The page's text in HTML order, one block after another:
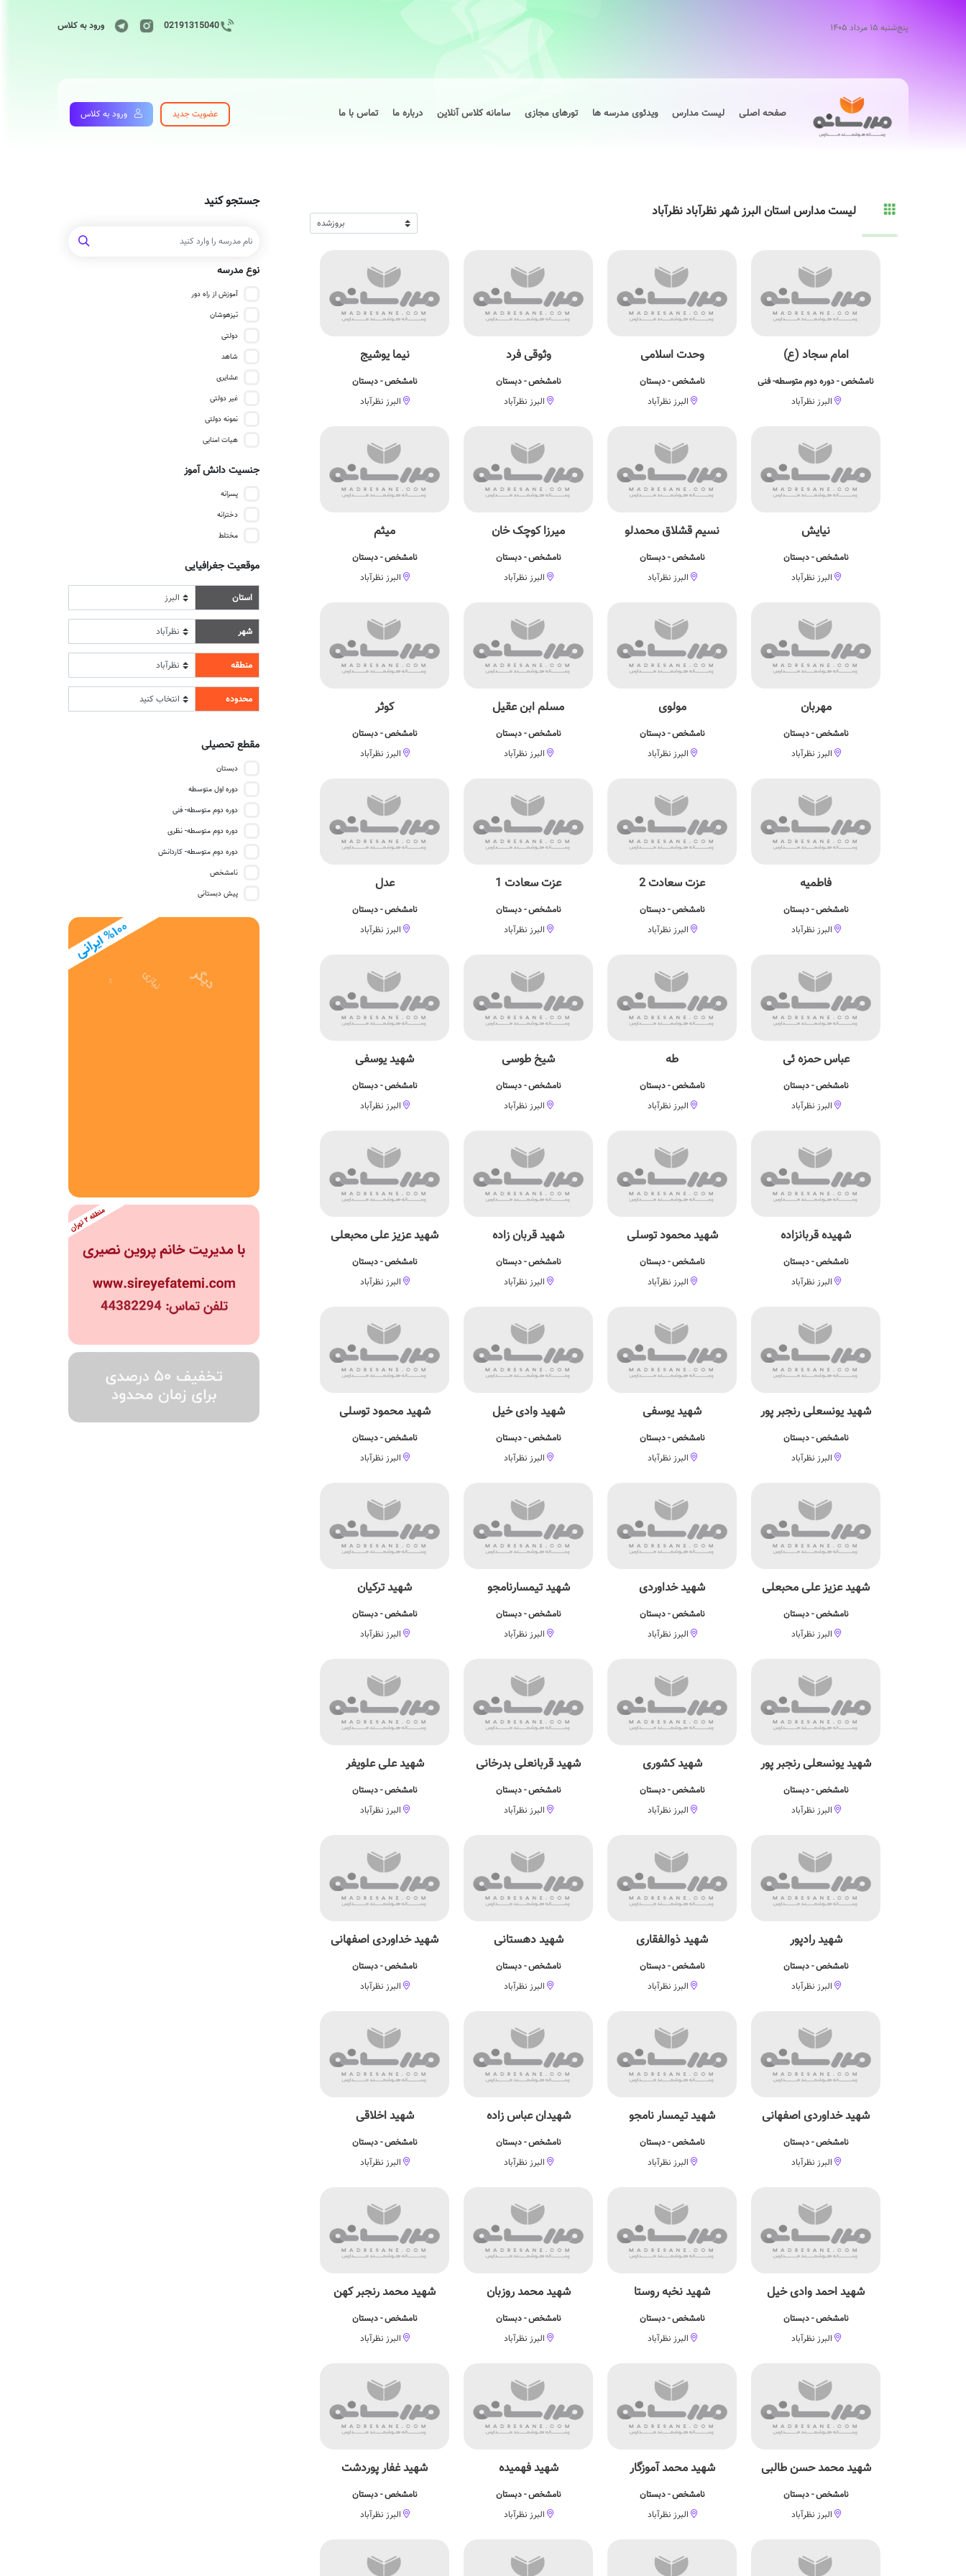
پنج‌شنبه ۱۵ مرداد ۱۴۰۵ 02191315040 ورود به کلاس
صفحه اصلی لیست مدارس ویدئوی مدرسه ها تورهای مجازی سامانه کلاس آنلاین درباره ما تماس با ما عضویت جدید ورود به کلاس
جستجو کنید
نوع مدرسه
آموزش از راه دور
تیزهوشان
دولتی
شاهد
عشایری
غیر دولتی
نمونه دولتی
هیات امنایی
جنسیت دانش آموز
پسرانه
دخترانه
مختلط
موقعیت جغرافیایی
استان
شهر
منطقه
محدوده
مقطع تحصیلی
دبستان
دوره اول متوسطه
دوره دوم متوسطه- فنی
دوره دوم متوسطه- نظری
دوره دوم متوسطه- کاردانش
نامشخص
پیش دبستانی
لیست مدارس استان البرز شهر نظرآباد نظرآباد
امام سجاد (ع)
نامشخص - دوره دوم متوسطه- فنی
البرز نظرآباد
وحدت اسلامی
نامشخص - دبستان
البرز نظرآباد
وثوقی فرد
نامشخص - دبستان
البرز نظرآباد
نیما یوشیج
نامشخص - دبستان
البرز نظرآباد
نیایش
نامشخص - دبستان
البرز نظرآباد
نسیم قشلاق محمدلو
نامشخص - دبستان
البرز نظرآباد
میرزا کوچک خان
نامشخص - دبستان
البرز نظرآباد
میثم
نامشخص - دبستان
البرز نظرآباد
مهربان
نامشخص - دبستان
البرز نظرآباد
مولوی
نامشخص - دبستان
البرز نظرآباد
مسلم ابن عقیل
نامشخص - دبستان
البرز نظرآباد
کوثر
نامشخص - دبستان
البرز نظرآباد
فاطمیه
نامشخص - دبستان
البرز نظرآباد
عزت سعادت 2
نامشخص - دبستان
البرز نظرآباد
عزت سعادت 1
نامشخص - دبستان
البرز نظرآباد
عدل
نامشخص - دبستان
البرز نظرآباد
عباس حمزه ئی
نامشخص - دبستان
البرز نظرآباد
طه
نامشخص - دبستان
البرز نظرآباد
شیخ طوسی
نامشخص - دبستان
البرز نظرآباد
شهید یوسفی
نامشخص - دبستان
البرز نظرآباد
شهیده قربانزاده
نامشخص - دبستان
البرز نظرآباد
شهید محمود توسلی
نامشخص - دبستان
البرز نظرآباد
شهید قربان زاده
نامشخص - دبستان
البرز نظرآباد
شهید عزیز علی محبعلی
نامشخص - دبستان
البرز نظرآباد
شهید یونسعلی رنجبر پور
نامشخص - دبستان
البرز نظرآباد
شهید یوسفی
نامشخص - دبستان
البرز نظرآباد
شهید وادی خیل
نامشخص - دبستان
البرز نظرآباد
شهید محمود توسلی
نامشخص - دبستان
البرز نظرآباد
شهید عزیز علی محبعلی
نامشخص - دبستان
البرز نظرآباد
شهید خداوردی
نامشخص - دبستان
البرز نظرآباد
شهید تیمسارنامجو
نامشخص - دبستان
البرز نظرآباد
شهید ترکیان
نامشخص - دبستان
البرز نظرآباد
شهید یونسعلی رنجبر پور
نامشخص - دبستان
البرز نظرآباد
شهید کشوری
نامشخص - دبستان
البرز نظرآباد
شهید قربانعلی بدرخانی
نامشخص - دبستان
البرز نظرآباد
شهید علی علویفر
نامشخص - دبستان
البرز نظرآباد
شهید رادپور
نامشخص - دبستان
البرز نظرآباد
شهید ذوالفقاری
نامشخص - دبستان
البرز نظرآباد
شهید دهستانی
نامشخص - دبستان
البرز نظرآباد
شهید خداوردی اصفهانی
نامشخص - دبستان
البرز نظرآباد
شهید خداوردی اصفهانی
نامشخص - دبستان
البرز نظرآباد
شهید تیمسار نامجو
نامشخص - دبستان
البرز نظرآباد
شهیدان عباس زاده
نامشخص - دبستان
البرز نظرآباد
شهید اخلاقی
نامشخص - دبستان
البرز نظرآباد
شهید احمد وادی خیل
نامشخص - دبستان
البرز نظرآباد
شهید نخبه روستا
نامشخص - دبستان
البرز نظرآباد
شهید محمد روزبان
نامشخص - دبستان
البرز نظرآباد
شهید محمد رنجبر کهن
نامشخص - دبستان
البرز نظرآباد
شهید محمد حسن طالبی
نامشخص - دبستان
البرز نظرآباد
شهید محمد آموزگار
نامشخص - دبستان
البرز نظرآباد
شهید فهمیده
نامشخص - دبستان
البرز نظرآباد
شهید غفار پوردشت
نامشخص - دبستان
البرز نظرآباد